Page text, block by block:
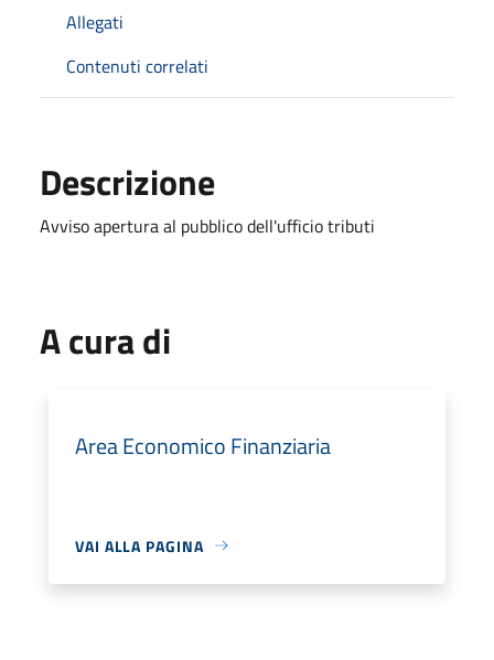
Allegati
Contenuti correlati
Descrizione
Avviso apertura al pubblico dell'ufficio tributi
A cura di
Area Economico Finanziaria
VAI ALLA PAGINA